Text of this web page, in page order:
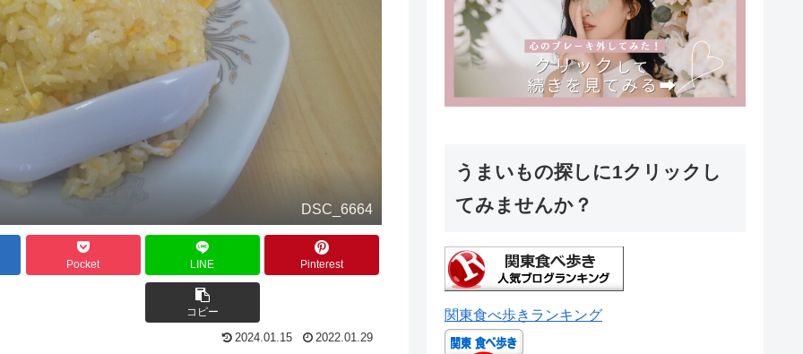
DSC_6664
Pocket LINE Pinterest
コピー
2024.01.15 2022.01.29
うまいもの探しに1クリックし
てみませんか？
関東食べ歩きランキング